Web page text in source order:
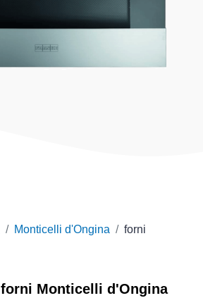
Monticelli d'Ongina forni
forni Monticelli d'Ongina